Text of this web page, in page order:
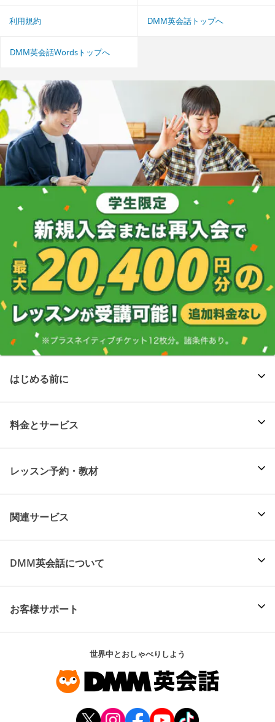
利用規約 DMM英会話トップへ
DMM英会話Wordsトップへ
はじめる前に
料金とサービス
レッスン予約・教材
関連サービス
DMM英会話について
お客様サポート
世界中とおしゃべりしよう